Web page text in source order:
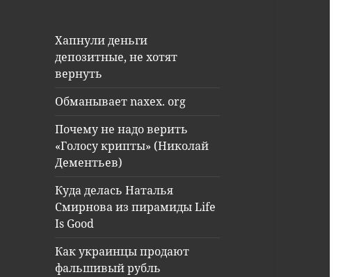
Хапнули деньги
депозитные, не хотят
вернуть
Обманывает naxex. org
Почему не надо верить
«Голосу крипты» (Николай
Дементьев)
Куда делась Наталья
Смирнова из пирамиды Life
Is Good
Как украинцы продают
фальшивый рубль